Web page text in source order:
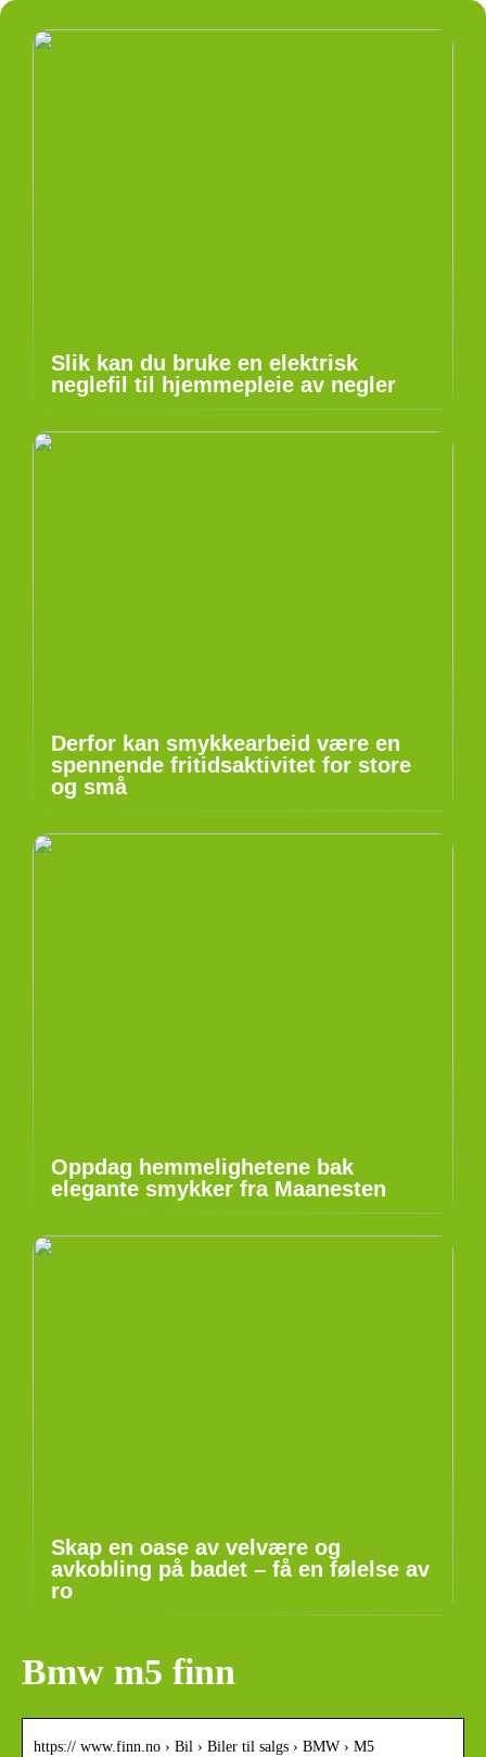
Slik kan du bruke en elektrisk
neglefil til hjemmepleie av negler
Derfor kan smykkearbeid være en
spennende fritidsaktivitet for store
og små
Oppdag hemmelighetene bak
elegante smykker fra Maanesten
Skap en oase av velvære og
avkobling på badet – få en følelse av
ro
Bmw m5 finn
https:// www.finn.no › Bil › Biler til salgs › BMW › M5